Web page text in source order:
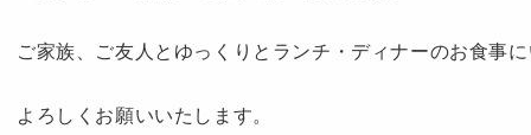
ご家族、ご友人とゆっくりとランチ・ディナーのお食事
よろしくお願いいたします。